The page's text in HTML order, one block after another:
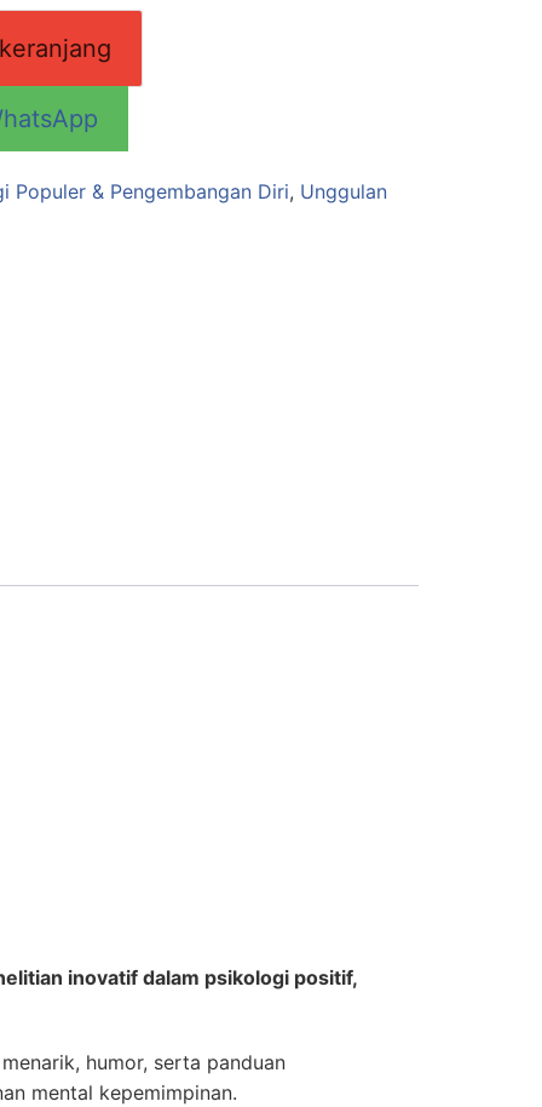
Populer & Pengembangan Diri, Unggulan
inovatif dalam psikologi positif,
humor, serta panduan
mental kepemimpinan.